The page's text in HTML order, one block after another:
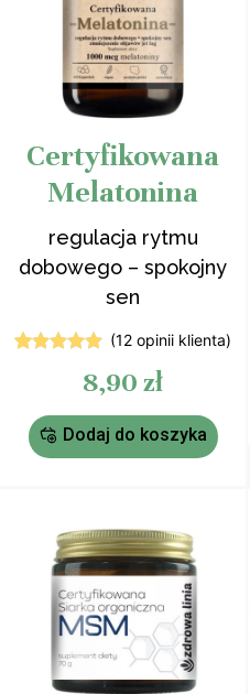
Certyfikowana
Melatonina
regulacja rytmu
dobowego – spokojny
sen
na 5
podstawie
ocen
klientów
(12opinii klienta)
8,90 zł
Dodaj do koszyka